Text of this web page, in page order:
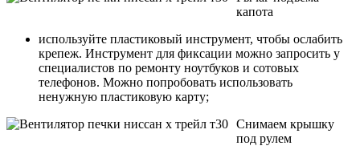
капота
используйте пластиковый инструмент, чтобы ослабить
крепеж. Инструмент для фиксации можно запросить у
специалистов по ремонту ноутбуков и сотовых
телефонов. Можно попробовать использовать
ненужную пластиковую карту;
Снимаем крышку
под рулем